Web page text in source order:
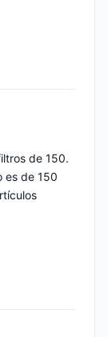
de 150.
es de 150